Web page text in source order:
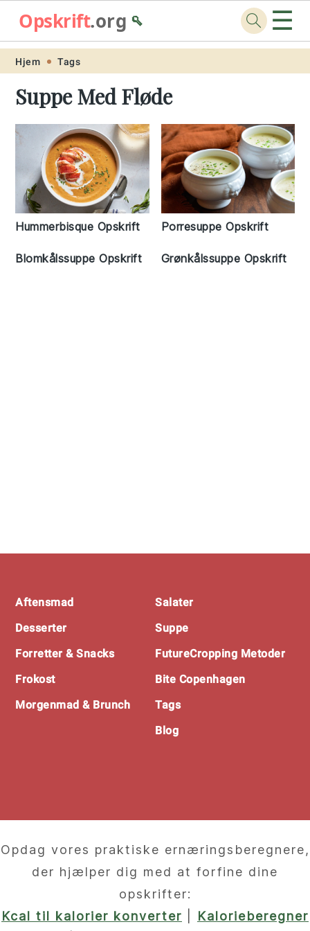
Skip
primary
navigation
Skip
main
content
Skip
primary
sidebar
Skip
footer
Opskrift.org🥄 ☰
Hjem Tags
Suppe Med Fløde
Hummerbisque Opskrift Porresuppe Opskrift
Blomkålssuppe Opskrift Grønkålssuppe Opskrift
Footer
Aftensmad
Desserter
Forretter & Snacks
Frokost
Morgenmad & Brunch
Salater
Suppe
FutureCropping Metoder
Bite Copenhagen
Tags
Blog
Opdag vores praktiske ernæringsberegnere,
der hjælper dig med at forfine dine
opskrifter:
Kcal til kalorier konverter
Kalorieberegner